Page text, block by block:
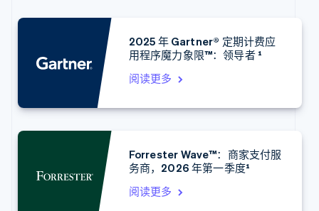
2025 年 Gartner® 定期计费应
用程序魔力象限™：领导者 ¹
阅读更多
Forrester Wave™：商家支付服
务商，2026 年第一季度¹
阅读更多
奥地利
English
English
English
保加利亚
比利时
Français
English